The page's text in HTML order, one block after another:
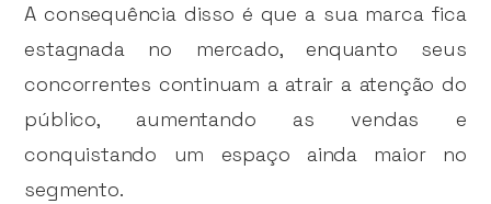
A consequência disso é que a sua marca fica
estagnada no mercado, enquanto seus
concorrentes continuam a atrair a atenção do
público, aumentando as vendas e
conquistando um espaço ainda maior no
segmento.